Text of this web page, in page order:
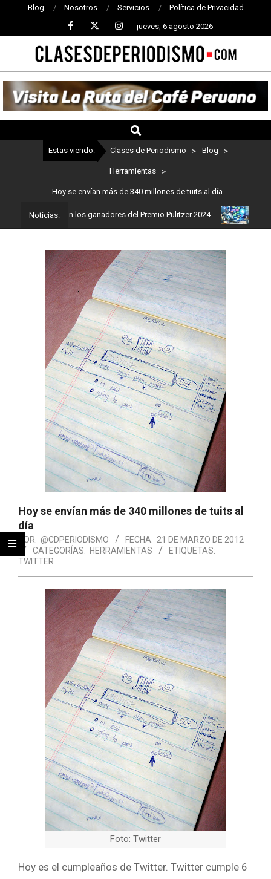
Blog Nosotros Servicios Política de Privacidad
jueves, 6 agosto 2026
CLASES
DE
PERIODISMO
Estas viendo: Clases de Periodismo > Blog >
Herramientas >
Hoy se envían más de 340 millones de tuits al día
Noticias:
Estos son los ganadores del Premio Pulitzer 2024 Usuarios
Hoy se envían más de 340 millones de tuits al
día
POR: @CDPERIODISMO FECHA: 21 DE MARZO DE 2012
CATEGORÍAS: HERRAMIENTAS
ETIQUETAS:
TWITTER
Foto: Twitter
Hoy es el cumpleaños de Twitter. Twitter cumple 6